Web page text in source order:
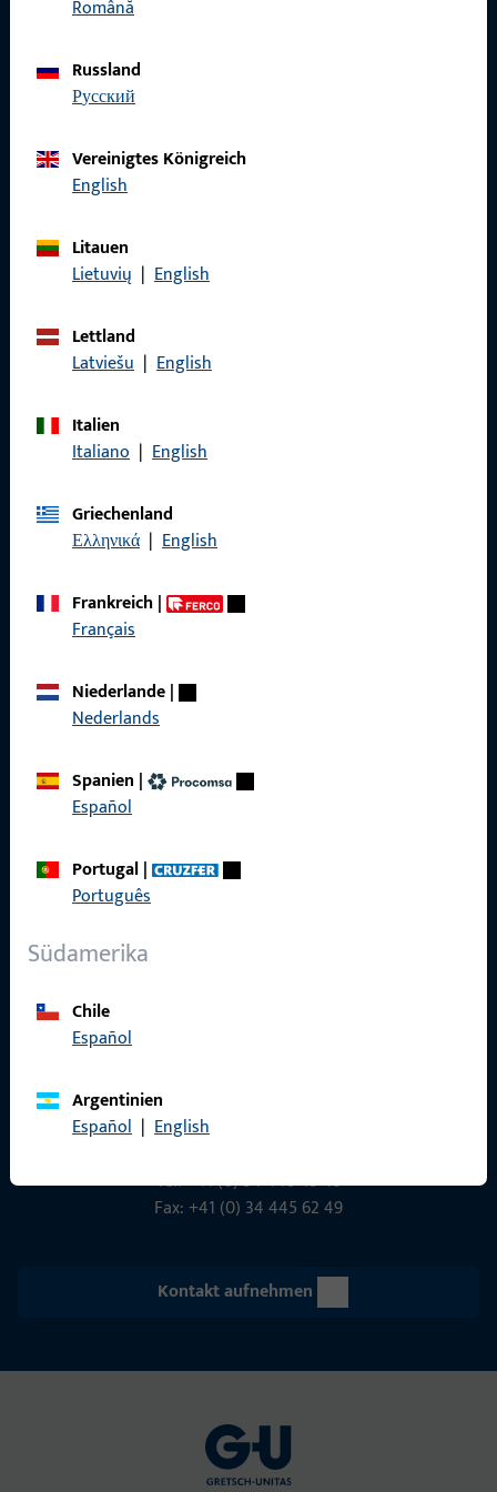
Română
Russland
русский
Vereinigtes Königreich
English
Litauen
Lietuvių | English
Lettland
Latviešu | English
Italien
Italiano | English
Griechenland
Ελληνικά | English
Frankreich|
Français
Niederlande|
Nederlands
Spanien |
Español
Portugal|
Português
Südamerika
Chile
Español
Argentinien
Español | English
Produktkatalog
Kontakt
ProPoint-Serviceportal
Social Media
info@g-u.ch
Tel: +41 (0) 34 448 45 45
Fax: +41 (0) 34 445 62 49
Kontakt aufnehmen